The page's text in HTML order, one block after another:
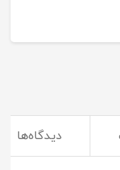
دیدگاه‌ها
لازمت میشه)